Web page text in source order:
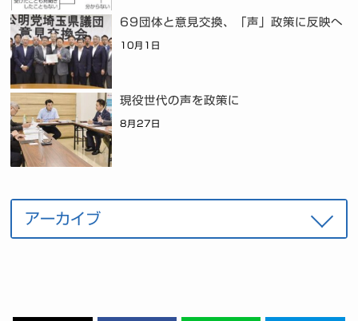
69団体と意見交換、「声」政策に反映へ
10月1日
現役世代の声を政策に
8月27日